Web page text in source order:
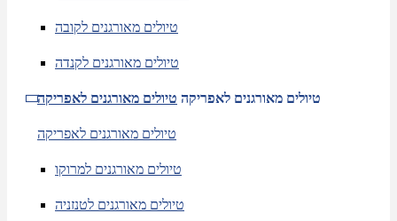
טיולים מאורגנים לקובה
טיולים מאורגנים לקנדה
טיולים מאורגנים לאפריקה טיולים מאורגנים לאפריקה
טיולים מאורגנים לאפריקה
טיולים מאורגנים למרוקו
טיולים מאורגנים לטנזניה